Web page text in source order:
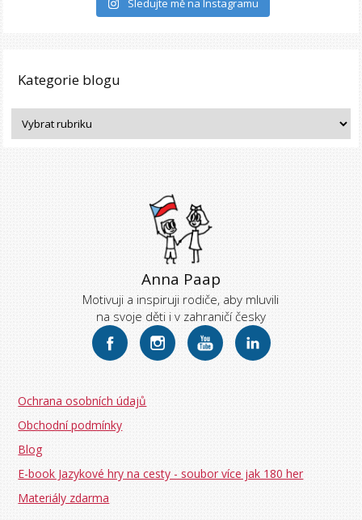
Sledujte mě na Instagramu
Kategorie blogu
Anna Paap
Motivuji a inspiruji rodiče, aby mluvili
na svoje děti i v zahraničí česky
Ochrana osobních údajů
Obchodní podmínky
Blog
E-book Jazykové hry na cesty - soubor více jak 180 her
Materiály zdarma